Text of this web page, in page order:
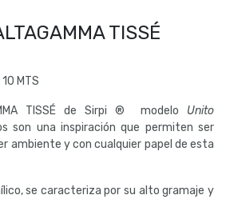
TISSÉ
MTS
TISSÉ de Sirpi ® modelo Unito
son una inspiración que permiten ser
ambiente y con cualquier papel de esta
se caracteriza por su alto gramaje y